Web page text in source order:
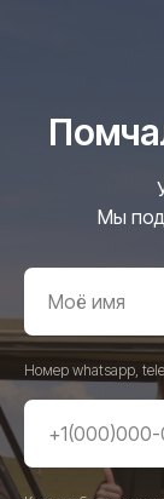
Мы
Номер whatsapp,